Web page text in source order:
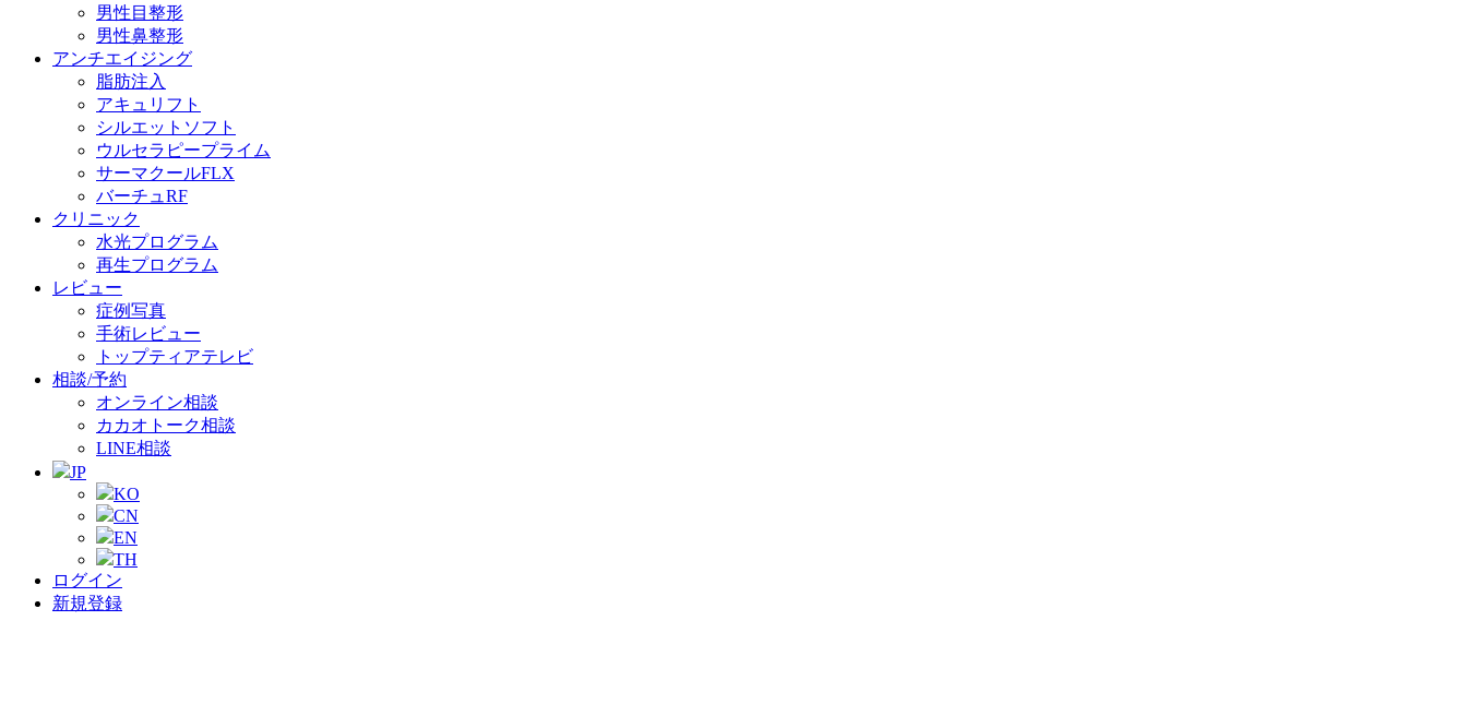
男性目整形
男性鼻整形
アンチエイジング
脂肪注入
アキュリフト
シルエットソフト
ウルセラピープライム
サーマクールFLX
バーチュRF
クリニック
水光プログラム
再生プログラム
レビュー
症例写真
手術レビュー
トップティアテレビ
相談/予約
オンライン相談
カカオトーク相談
LINE相談
JP
KO
CN
EN
TH
ログイン
新規登録